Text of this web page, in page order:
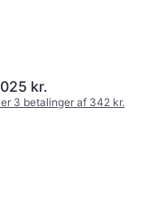
kr.
3 betalinger af 342 kr.